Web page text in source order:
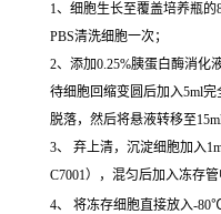
1、细胞生长至覆盖培养瓶
PBS清洗细胞一次；
2、添加0.25%胰蛋白酶消化
待细胞回缩变圆后加入5ml
脱落，然后将悬液转移至
3、 弃上清，沉淀细胞加入
C7001），混匀后加入冻存管
4、 将冻存细胞直接放入-